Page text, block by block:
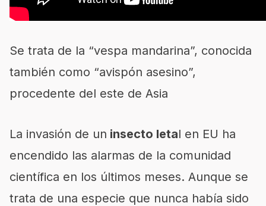
Se trata de la “vespa mandarina”, conocida
también como “avispón asesino”,
procedente del este de Asia
La invasión de un insecto letal en EU ha
encendido las alarmas de la comunidad
científica en los últimos meses. Aunque se
trata de una especie que nunca había sido